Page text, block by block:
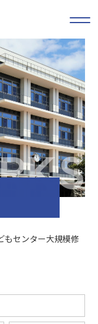
もセンター大規模修